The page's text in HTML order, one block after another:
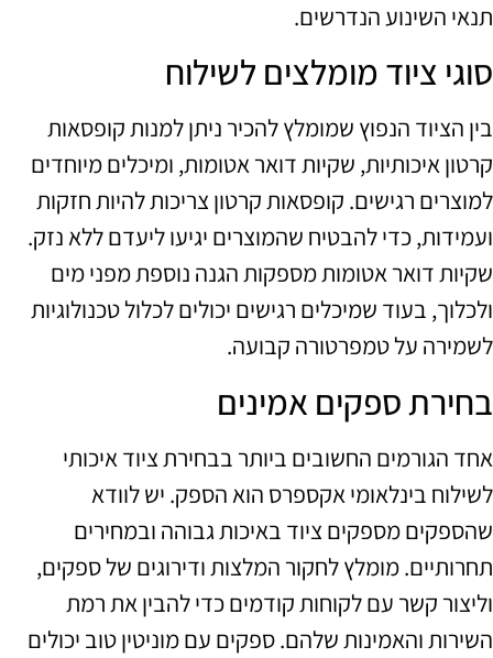
תנאי השינוע הנדרשים.
סוגי ציוד מומלצים לשילוח
בין הציוד הנפוץ שמומלץ להכיר ניתן למנות קופסאות
קרטון איכותיות, שקיות דואר אטומות, ומיכלים מיוחדים
למוצרים רגישים. קופסאות קרטון צריכות להיות חזקות
ועמידות, כדי להבטיח שהמוצרים יגיעו ליעדם ללא נזק.
שקיות דואר אטומות מספקות הגנה נוספת מפני מים
ולכלוך, בעוד שמיכלים רגישים יכולים לכלול טכנולוגיות
לשמירה על טמפרטורה קבועה.
בחירת ספקים אמינים
אחד הגורמים החשובים ביותר בבחירת ציוד איכותי
לשילוח בינלאומי אקספרס הוא הספק. יש לוודא
שהספקים מספקים ציוד באיכות גבוהה ובמחירים
תחרותיים. מומלץ לחקור המלצות ודירוגים של ספקים,
וליצור קשר עם לקוחות קודמים כדי להבין את רמת
השירות והאמינות שלהם. ספקים עם מוניטין טוב יכולים